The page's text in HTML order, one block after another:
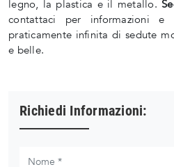
legno, la plastica e il metallo.
contattaci per informazioni e
praticamente infinita di sedute
e belle.
Richiedi Informazioni: